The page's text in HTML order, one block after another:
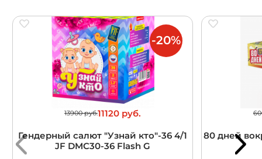
13900 руб.11120 руб.
Гендерный салют "Узнай кто"-36 4/1
JF DMC30-36 Flash G
-20%
80 дней